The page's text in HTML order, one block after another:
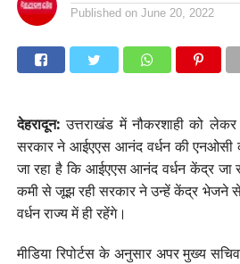
Published on June 20, 2022
देहरादून: उत्तराखंड में नौकरशाही को
सरकार ने आईएएस आनंद वर्धन की एनओसी
जा रहा है कि आईएएस आनंद वर्धन केंद्र जा
कमी से जूझ रही सरकार ने उन्हें केंद्र भेजने
वर्धन राज्य में ही रहेंगे।
मीडिया रिपोर्टस के अनुसार अपर मुख्य